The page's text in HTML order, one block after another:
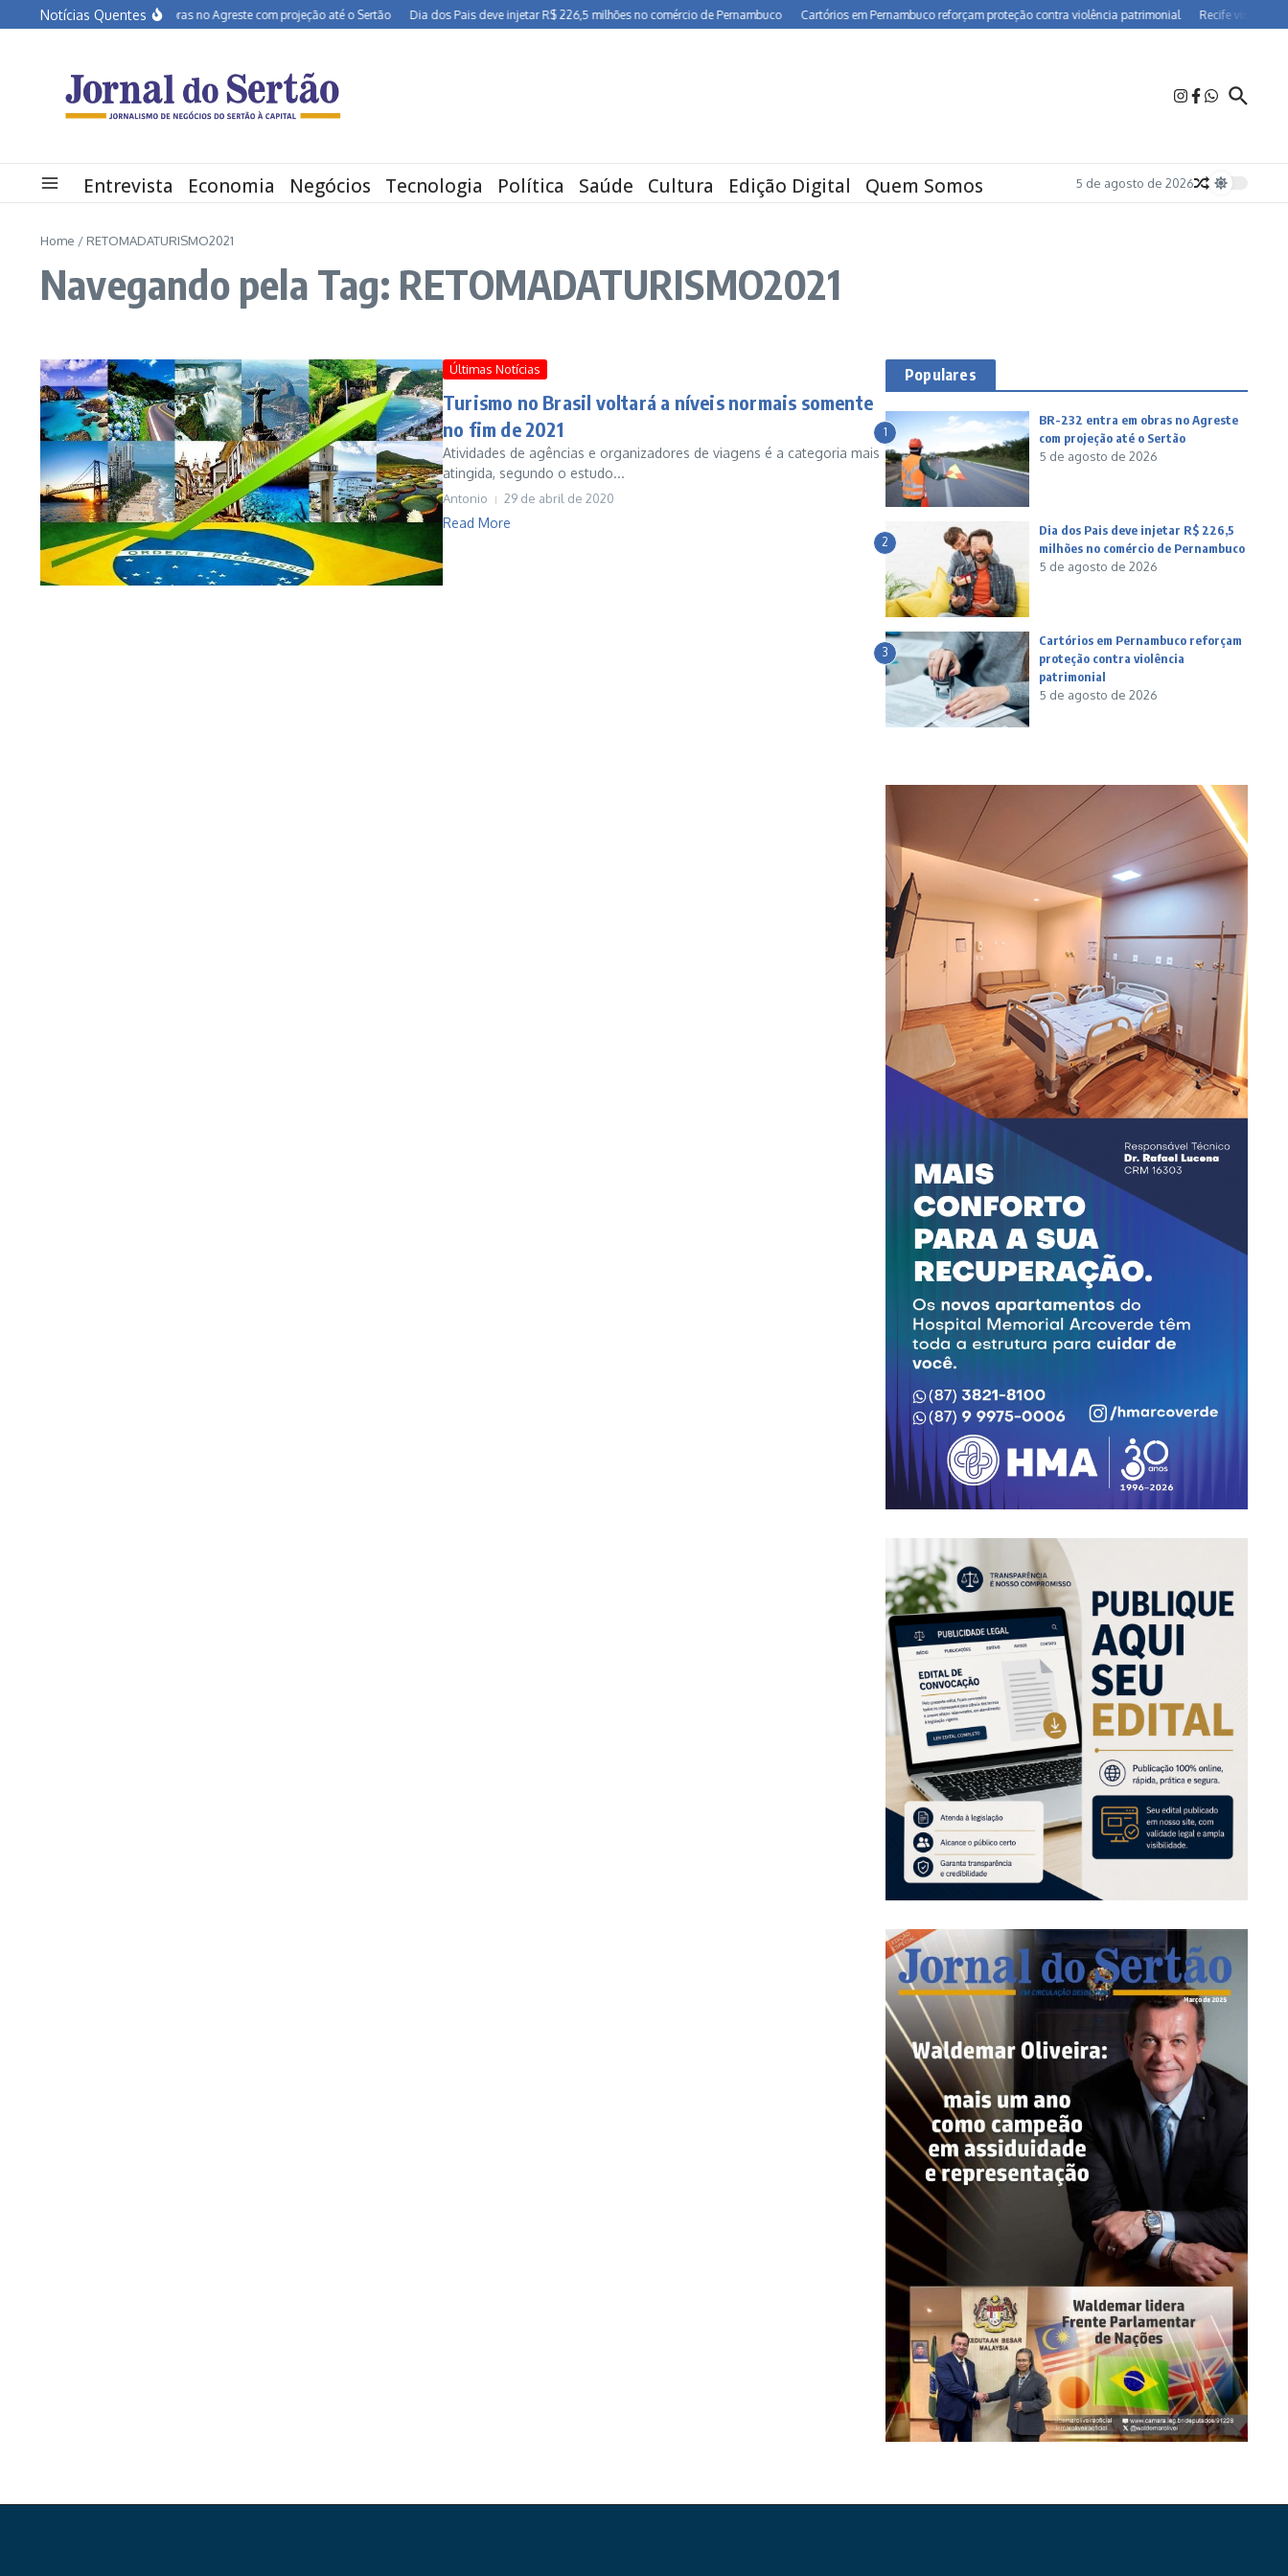
Ir para o conteúdo
Notícias Quentes
BR-232 entra em obras no Agreste com projeção até o Sertão Dia dos Pais deve injetar R$ 226,5 milhões no comércio de Pernambuco Cartórios em Pernambuco reforçam proteção contra violência patrimonial Recife vira polo de
Entrevista Economia Negócios Tecnologia Política Saúde Cultura Edição Digital Quem Somos 5 de agosto de 2026
Home / RETOMADATURISMO2021
Navegando pela Tag: RETOMADATURISMO2021
Últimas Notícias
Turismo no Brasil voltará a níveis normais somente
no fim de 2021
Atividades de agências e organizadores de viagens é a categoria mais
atingida, segundo o estudo...
Antonio 29 de abril de 2020
Read More
Populares
1
BR-232 entra em obras no Agreste
com projeção até o Sertão
5 de agosto de 2026
2
Dia dos Pais deve injetar R$ 226,5
milhões no comércio de Pernambuco
5 de agosto de 2026
3
Cartórios em Pernambuco reforçam
proteção contra violência
patrimonial
5 de agosto de 2026